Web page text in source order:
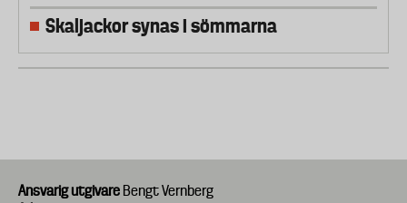
Skaljackor synas i sömmarna
Ansvarig utgivare Bengt Vernberg